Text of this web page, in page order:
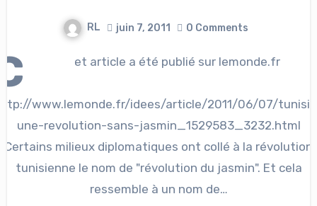
RL juin 7, 2011 0 Comments
et article a été publié sur lemonde.fr
www.lemonde.fr/idees/article/2011/06/07/
une-revolution-sans-jasmin_1529583_3232.html
Certains milieux diplomatiques ont collé à la révolution
tunisienne le nom de "révolution du jasmin". Et cela
ressemble à un nom de…